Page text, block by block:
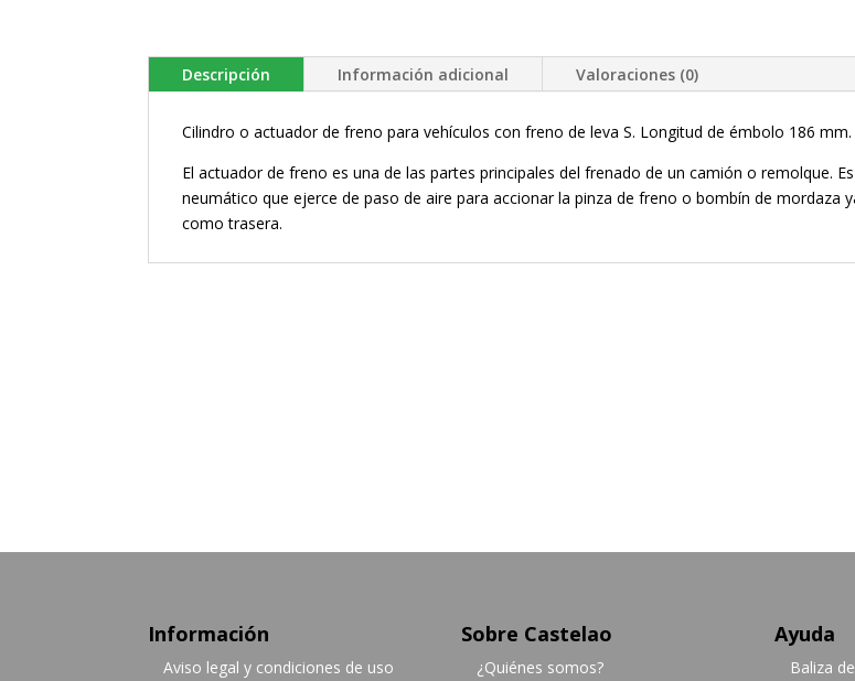
Descripción Información adicional Valoraciones (0)
Cilindro o actuador de freno para vehículos con freno de leva S. Longitud de émbolo 186 mm.
El actuador de freno es una de las partes principales del frenado de un camión o remolque.
neumático que ejerce de paso de aire para accionar la pinza de freno o bombín de mordaza
como trasera.
Información
Aviso legal y condiciones de uso
Sobre Castelao
¿Quiénes somos?
Ayuda
Baliza